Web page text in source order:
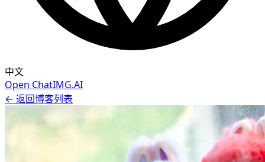
中文
Open ChatIMG.AI
← 返回博客列表